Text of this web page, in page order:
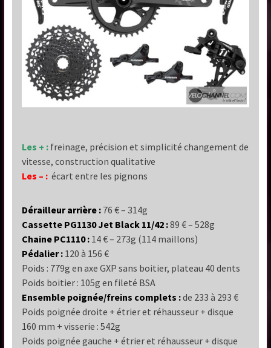
Les + : freinage, précision et simplicité changement de
vitesse, construction qualitative
Les – : écart entre les pignons
Dérailleur arrière : 76 € – 314g
Cassette PG1130 Jet Black 11/42 :89 € – 528g
Chaine PC1110 : 14 € – 273g (114 maillons)
Pédalier : 120 à 156 €
Poids : 779g en axe GXP sans boitier, plateau 40 dents
Poids boitier : 105g en fileté BSA
Ensemble poignée/freins complets :de 233 à 293 €
Poids poignée droite + étrier et réhausseur + disque
160 mm + visserie : 542g
Poids poignée gauche + étrier et réhausseur + disque